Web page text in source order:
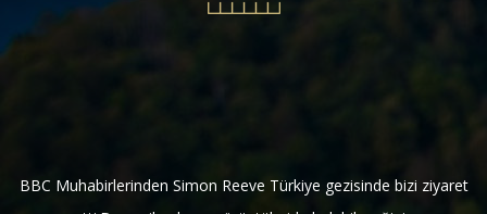
BBC Muhabirlerinden Simon Reeve Türkiye gezisinde bizi ziyaret